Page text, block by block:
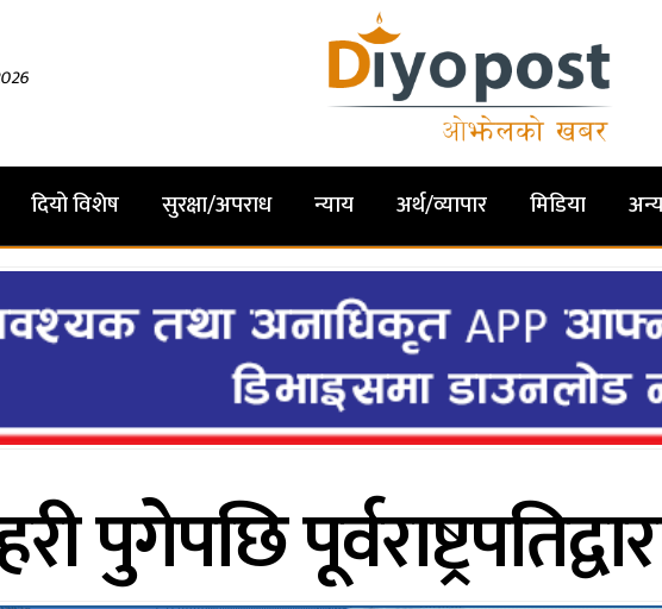
दियो विशेष सुरक्षा/अपराध न्याय अर्थ/व्यापार मिडिया
पुगेपछि